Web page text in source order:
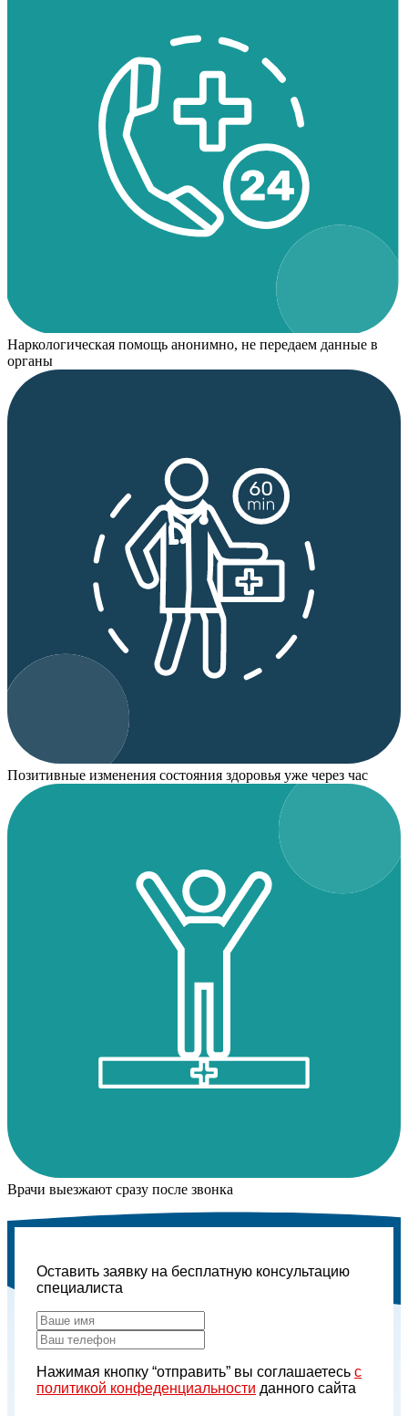
Наркологическая помощь анонимно, не передаем данные в
органы
Позитивные изменения состояния здоровья уже через час
Врачи выезжают сразу после звонка
Оставить заявку на бесплатную консультацию
специалиста
Нажимая кнопку “отправить” вы соглашаетесь с
политикой конфеденциальности данного сайта